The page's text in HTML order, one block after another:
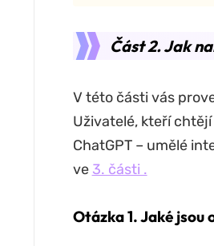
Část 2. Jak
V této části vás
Uživatelé, kteří
ChatGPT – umělé
ve 3. části .
Otázka 1. Jaké jsou